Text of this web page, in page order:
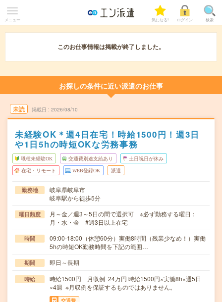
メニュー 気になる! ログイン 検索
このお仕事情報は掲載が終了しました。
お探しの条件に近い派遣のお仕事
未読 掲載日 2026/08/10
未経験OK＊週4日在宅！時給1500円！週3日
や1日5hの時短OKな労務事務
職種未経験OK 交通費別途支給あり 土日祝日が休み
在宅・リモート WEB登録OK 派遣
勤務地
岐阜県岐阜市
岐阜駅から徒歩5分
曜日頻度
月～金／週3～5日の間で選択可 ※必ず勤務する曜日：
月・水・金 #週3日以上在宅
時間
09:00-18:00（休憩60分）実働8時間（残業少なめ！）実働
5hの時短OK勤務時間を下記の範囲…
期間 即日～長期
時給
時給1500円 月収例 24万円 時給1500円×実働8h×週5日
×4週 ※月収例を保証するものではありません。
交通費